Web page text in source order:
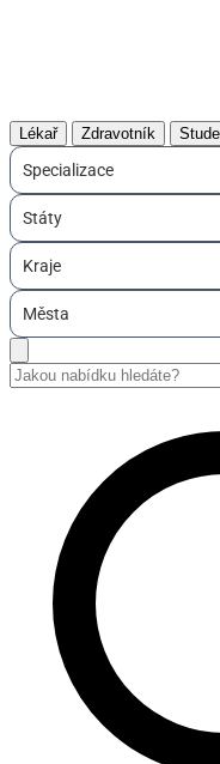
Lékař Zdravotník
Specializace
Státy
Kraje
Města